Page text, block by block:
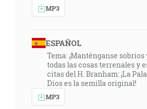
MP3
ESPAÑOL
Tema: ¡Manténganse
todas las cosas terrenales y
citas del H. Branham: ¡La
Dios es la semilla original!
MP3